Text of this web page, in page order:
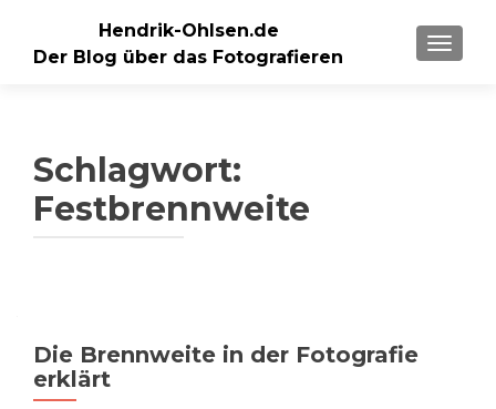
Hendrik-Ohlsen.de
Der Blog über das Fotografieren
Schlagwort:
Festbrennweite
Die Brennweite in der Fotografie
erklärt